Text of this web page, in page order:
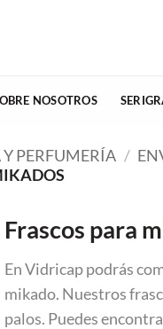
NOSOTROS
PERFUMERÍA /
Frascos para
En Vidricap podrás
mikado. Nuestros
palos. Puedes